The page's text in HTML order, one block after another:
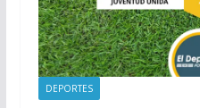
DEPORTES